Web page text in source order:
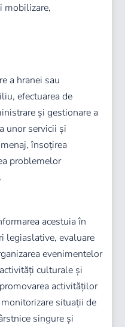
mobilizare,
a hranei sau
efectuarea de
și gestionare a
unor servicii și
însoțirea
problemelor
acestuia în
legiaslative, evaluare
evenimentelor
culturale şi
activităţilor
situaţii de
singure şi